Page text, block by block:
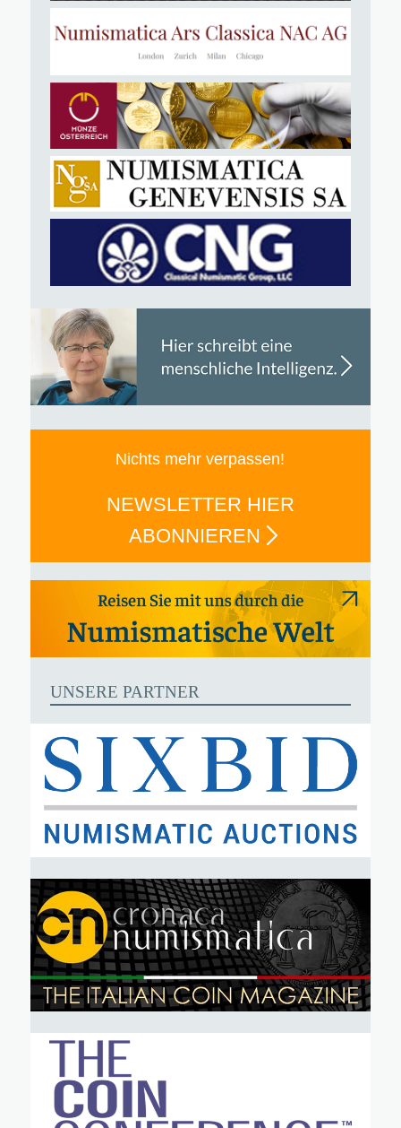
Nichts mehr verpassen!
NEWSLETTER HIER
ABONNIEREN
UNSERE PARTNER